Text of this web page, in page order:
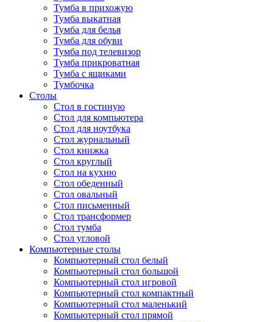
Тумба в прихожую
Тумба выкатная
Тумба для белья
Тумба для обуви
Тумба под телевизор
Тумба прикроватная
Тумба с ящиками
Тумбочка
Столы
Стол в гостиную
Стол для компьютера
Стол для ноутбука
Стол журнальный
Стол книжка
Стол круглый
Стол на кухню
Стол обеденный
Стол овальный
Стол письменный
Стол трансформер
Стол тумба
Стол угловой
Компьютерные столы
Компьютерный стол белый
Компьютерный стол большой
Компьютерный стол игровой
Компьютерный стол компактный
Компьютерный стол маленький
Компьютерный стол прямой